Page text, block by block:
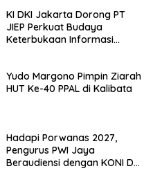
KI DKI Jakarta Dorong PT
JIEP Perkuat Budaya
Keterbukaan Informasi
Yudo Margono Pimpin Ziarah
HUT Ke-40 PPAL di Kalibata
Hadapi Porwanas 2027,
Pengurus PWI Jaya
Beraudiensi dengan KONI DKI